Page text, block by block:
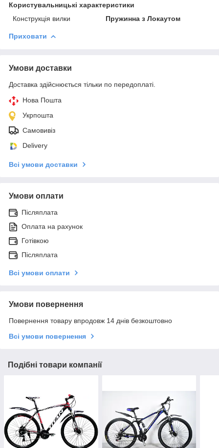
Користувальницькі характеристики
Конструкція вилки
Пружинна з Локаутом
Приховати
Умови доставки
Доставка здійснюється тільки по передоплаті.
Нова Пошта
Укрпошта
Самовивіз
Delivery
Всі умови доставки
Умови оплати
Післяплата
Оплата на рахунок
Готівкою
Післяплата
Всі умови оплати
Умови повернення
Повернення товару впродовж 14 днів безкоштовно
Всі умови повернення
Подібні товари компанії